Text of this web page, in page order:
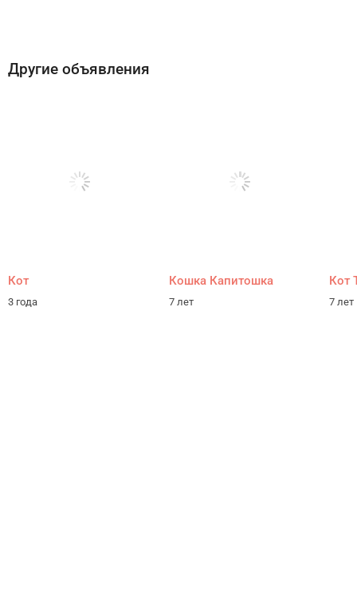
Другие объявления
Кот
3 года
Кошка Капитошка
7 лет
Кот
7 лет